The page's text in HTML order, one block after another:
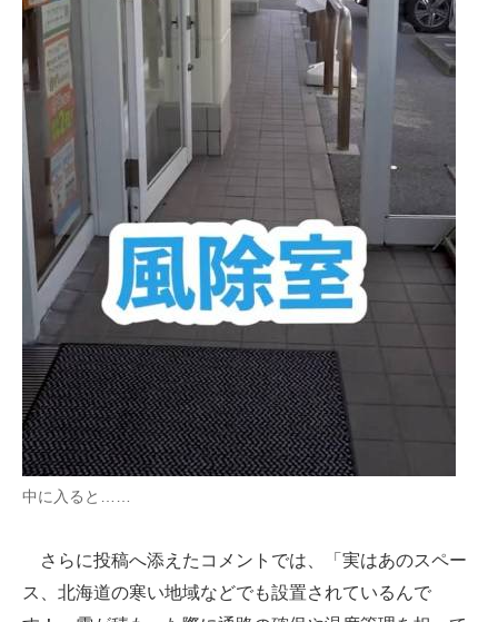
中に入ると……
さらに投稿へ添えたコメントでは、「実はあのスペー
ス、北海道の寒い地域などでも設置されているんで